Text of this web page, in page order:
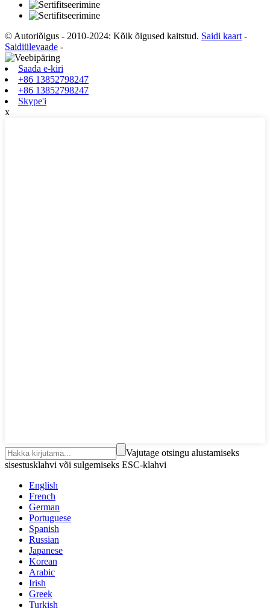
© Autoriõigus - 2010-2024: Kõik õigused kaitstud. Saidi kaart -
Saidiülevaade -
Saada e-kiri
+86 13852798247
+86 13852798247
Skype'i
x
Vajutage otsingu alustamiseks
sisestusklahvi või sulgemiseks ESC-klahvi
English
French
German
Portuguese
Spanish
Russian
Japanese
Korean
Arabic
Irish
Greek
Turkish